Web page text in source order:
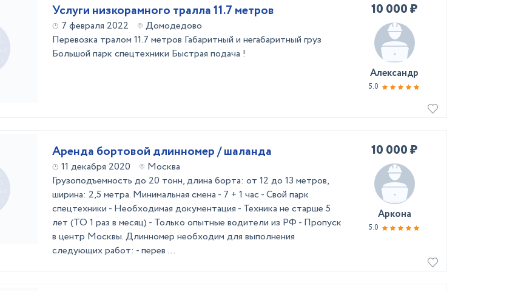
Услуги низкорамного тралла 11.7 метров
7 февраля 2022
Домодедово
Перевозка тралом 11.7 метров Габаритный и негабаритный груз
Большой парк спецтехники Быстрая подача !
10 000 ₽
Александр
5.0
Аренда бортовой длинномер / шаланда
11 декабря 2020
Москва
Грузоподъемность до 20 тонн, длина бoрта: от 12 до 13 метров,
ширина: 2,5 метра. Минимальная смена - 7 + 1 час - Свой парк
спецтехники - Необходимая документация - Техника не старше 5
лет (ТО 1 раз в месяц) - Только опытные водители из РФ - Пропуск
в центр Москвы. Длинномер необходим для выполнения
следующих работ: - перев ...
10 000 ₽
Аркона
5.0